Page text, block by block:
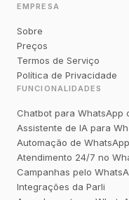
EMPRESA
Sobre
Preços
Termos de Serviço
Política de Privacidade
FUNCIONALIDADES
Chatbot para WhatsApp
Assistente de IA para
Automação de
Atendimento 24/7 no
Campanhas pelo
Integrações da Parli